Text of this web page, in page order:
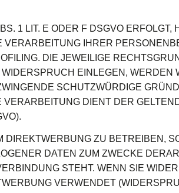
1 LIT. E ODER F DSGVO
IHRER
DIE JEWEILIGE
EINLEGEN,
SCHUTZWÜRDIGE
DIENT DER
ZU BETREIBEN,
DATEN ZUM ZWECKE
STEHT. WENN SIE
VERWENDET